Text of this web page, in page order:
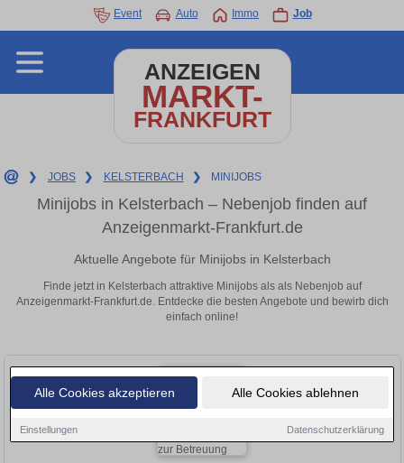
Alle Cookies akzeptieren Alle Cookies ablehnen
Einstellungen Datenschutzerklärung
Event Auto Immo Job
ANZEIGEN
MARKT-
FRANKFURT
❯ JOBS ❯ KELSTERBACH ❯ MINIJOBS
Minijobs in Kelsterbach – Nebenjob finden auf
Anzeigenmarkt-Frankfurt.de
Aktuelle Angebote für Minijobs in Kelsterbach
Finde jetzt in Kelsterbach attraktive Minijobs als als Nebenjob auf
Anzeigenmarkt-Frankfurt.de. Entdecke die besten Angebote und bewirb dich
einfach online!